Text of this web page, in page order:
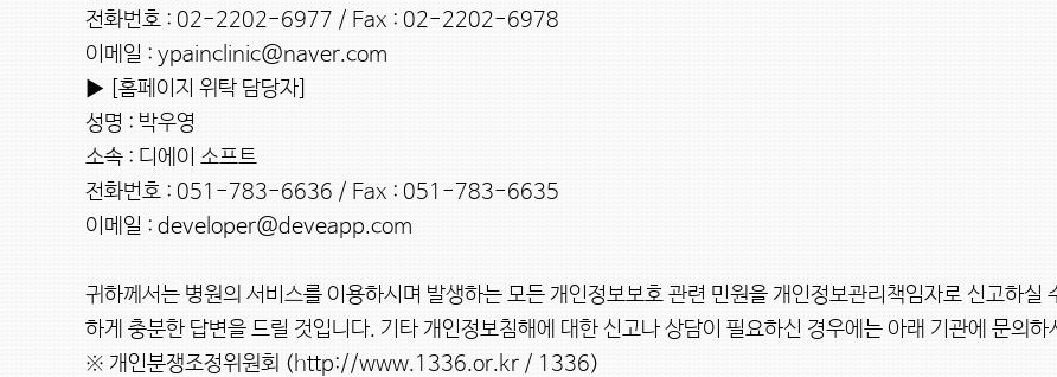
전화번호 : 02-2202-6977 / Fax : 02-2202-6978
이메일 : ypainclinic@naver.com
▶ [홈페이지 위탁 담당자]
성명 : 박우영
소속 : 디에이 소프트
전화번호 : 051-783-6636 / Fax : 051-783-6635
이메일 : developer@deveapp.com
귀하께서는 병원의 서비스를 이용하시며 발생하는 모든 개인정보보호 관련 민원을 개인정보관리책임자로 신고하
하게 충분한 답변을 드릴 것입니다. 기타 개인정보침해에 대한 신고나 상담이 필요하신 경우에는 아래 기관에 문의하
※ 개인분쟁조정위원회 (http://www.1336.or.kr / 1336)